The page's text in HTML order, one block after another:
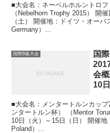
■大会名：ネーベルホルントロフ
（Nebelhorn Trophy 2015） 開
（土） 開催地：ドイツ・オーバ
Germany）...
国際B級大会
国
会
10
■大会名：メンタートルンカッ
ンタートルン杯） （Mentor
10日（火）～15日（日） 開催
Poland）...